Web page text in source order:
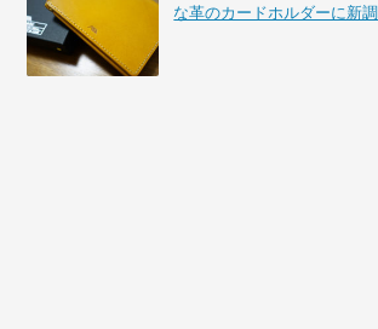
な革のカードホルダーに新調